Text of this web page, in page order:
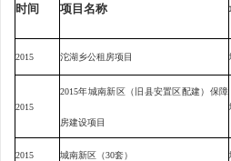
时间 项目名称
2015 沱湖乡公租房项目
2015
2015年城南新区（旧县安置区配建）保障
房建设项目
2015 城南新区（30套）